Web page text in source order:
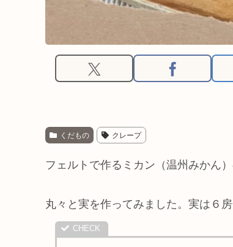
くだもの クレープ
フェルトで作るミカン（温州みかん）
丸々と実を作ってみました。実は６